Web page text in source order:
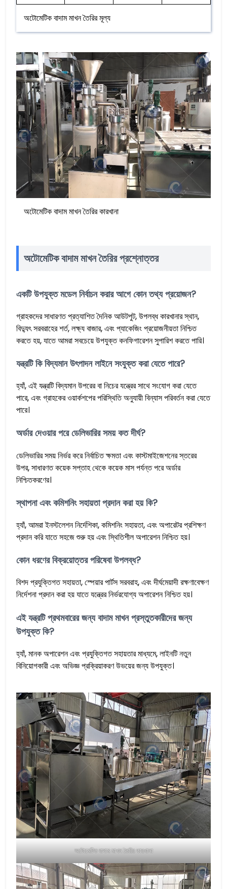
অটোমেটিক বাদাম মাখন তৈরির মূল্য
অটোমেটিক বাদাম মাখন তৈরির কারখানা
অটোমেটিক বাদাম মাখন তৈরির প্রশ্নোত্তর
একটি উপযুক্ত মডেল নির্বাচন করার আগে কোন তথ্য প্রয়োজন?
গ্রাহকদের সাধারণত প্রত্যাশিত দৈনিক আউটপুট, উপলব্ধ কারখানার স্থান,
বিদ্যুৎ সরবরাহের শর্ত, লক্ষ্য বাজার, এবং প্যাকেজিং প্রয়োজনীয়তা নিশ্চিত
করতে হয়, যাতে আমরা সবচেয়ে উপযুক্ত কনফিগারেশন সুপারিশ করতে পারি।
যন্ত্রটি কি বিদ্যমান উৎপাদন লাইনে সংযুক্ত করা যেতে পারে?
হ্যাঁ, এই যন্ত্রটি বিদ্যমান উপরের বা নিচের যন্ত্রের সাথে সংযোগ করা যেতে
পারে, এবং গ্রাহকের ওয়ার্কশপের পরিস্থিতি অনুযায়ী বিন্যাস পরিবর্তন করা যেতে
পারে।
অর্ডার দেওয়ার পরে ডেলিভারির সময় কত দীর্ঘ?
ডেলিভারির সময় নির্ভর করে নির্বাচিত ক্ষমতা এবং কাস্টমাইজেশনের স্তরের
উপর, সাধারণত কয়েক সপ্তাহ থেকে কয়েক মাস পর্যন্ত পরে অর্ডার
নিশ্চিতকরণের।
স্থাপনা এবং কমিশনিং সহায়তা প্রদান করা হয় কি?
হ্যাঁ, আমরা ইনস্টলেশন নির্দেশিকা, কমিশনিং সহায়তা, এবং অপারেটর প্রশিক্ষণ
প্রদান করি যাতে সহজে শুরু হয় এবং স্থিতিশীল অপারেশন নিশ্চিত হয়।
কোন ধরণের বিক্রয়োত্তর পরিষেবা উপলব্ধ?
বিশদ প্রযুক্তিগত সহায়তা, স্পেয়ার পার্টস সরবরাহ, এবং দীর্ঘমেয়াদী রক্ষণাবেক্ষণ
নির্দেশনা প্রদান করা হয় যাতে যন্ত্রের নির্ভরযোগ্য অপারেশন নিশ্চিত হয়।
এই যন্ত্রটি প্রথমবারের জন্য বাদাম মাখন প্রস্তুতকারীদের জন্য
উপযুক্ত কি?
হ্যাঁ, মানক অপারেশন এবং প্রযুক্তিগত সহায়তার মাধ্যমে, লাইনটি নতুন
বিনিয়োগকারী এবং অভিজ্ঞ প্রক্রিয়াকরণ উভয়ের জন্য উপযুক্ত।
অটোমেটিক বাদাম মাখন তৈরির কারখানা